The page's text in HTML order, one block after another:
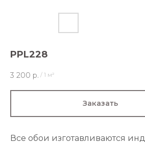
PPL228
3 200 р. / 1 м²
Заказать
Все обои изготавливаются